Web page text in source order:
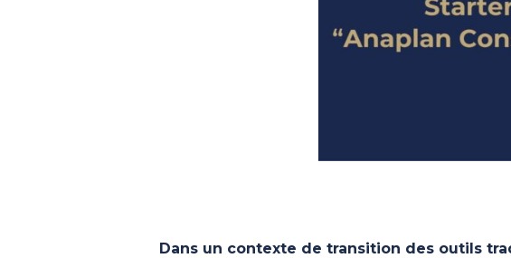
Dans un contexte de transition des outils